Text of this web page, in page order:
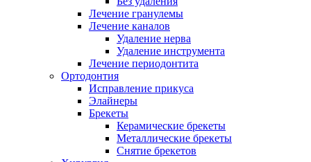
Лечение гранулемы
Лечение каналов
Удаление нерва
Удаление инструмента
Лечение периодонтита
Ортодонтия
Исправление прикуса
Элайнеры
Брекеты
Керамические брекеты
Металлические брекеты
Снятие брекетов